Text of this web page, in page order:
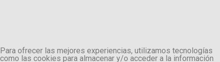
Para ofrecer las mejores experiencias, utilizamos tecnologías
como las cookies para almacenar y/o acceder a la información